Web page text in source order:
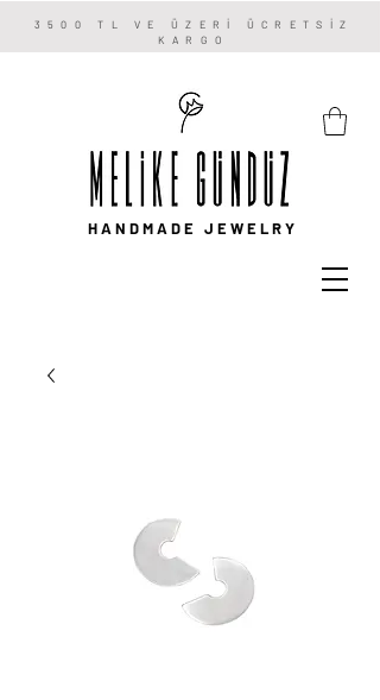
HANDMADE JEWELRY
3500 TL VE ÜZERİ ÜCRETSİZ
KARGO